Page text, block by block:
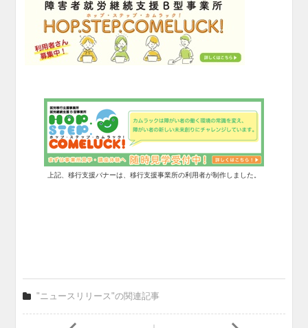
上記、移行支援バナーは、移行支援事業所の利用者が制作しました。
"ニュースリリース"の関連記事